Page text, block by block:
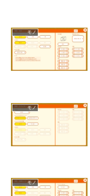
モノ
モノ
モノ